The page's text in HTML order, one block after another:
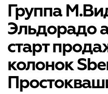
Группа
Эльдорадо
старт
колонок